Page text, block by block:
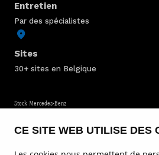
CE SITE WEB UTILISE DES
Entretien
Par des spécialistes
Sites
30+ sites en Belgique
Stock Mercedes-Benz
Service & entretien